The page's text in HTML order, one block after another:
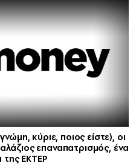
κύριε, ποιος είστε), οι
επαναπατρισμός, ένα
ΕΚΤΕΡ